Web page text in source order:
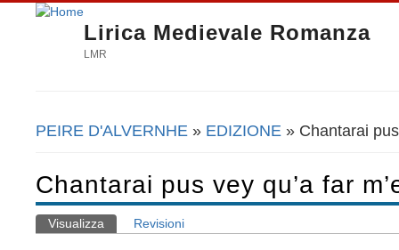
Lirica Medievale Romanza
LMR
Tu sei qui
PEIRE D'ALVERNHE » EDIZIONE » Chantarai
Chantarai pus vey qu’a far
Schede primarie
Visualizza (scheda attiva)
Revisioni